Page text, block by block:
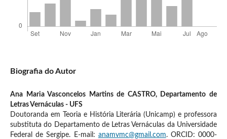
Biografia do Autor
Ana Maria Vasconcelos Martins de CASTRO,
Departamento de
Letras Vernáculas - UFS
Doutoranda em Teoria e História Literária (Unicamp) e professora
substituta do Departamento de Letras Vernáculas da Universidade
Federal de Sergipe. E-mail: anamvmc@gmail.com. ORCID: 0000-